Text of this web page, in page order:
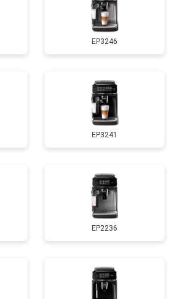
EP3246
EP3241
EP2236